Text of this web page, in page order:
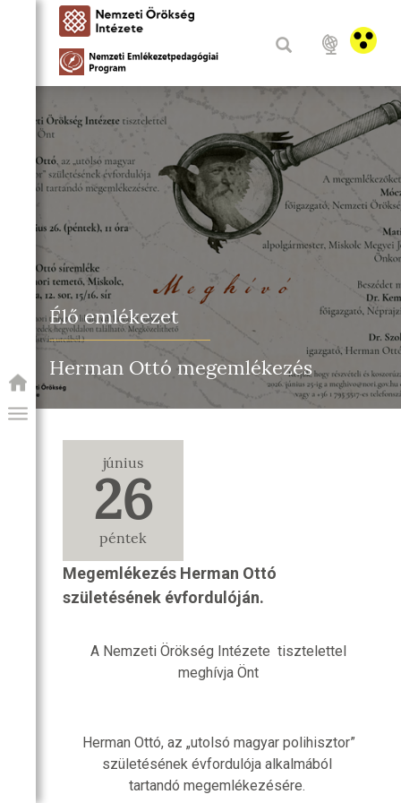
Élő emlékezet
Herman Ottó megemlékezés
június
26
péntek
Megemlékezés Herman Ottó
születésének évfordulóján.
A Nemzeti Örökség Intézete tisztelettel
meghívja Önt
Herman Ottó, az „utolsó magyar polihisztor”
születésének évfordulója alkalmából
tartandó megemlékezésére.